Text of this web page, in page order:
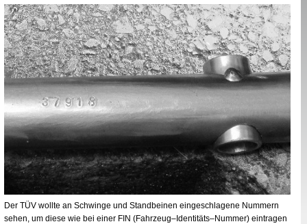
Der TÜV wollte an Schwinge und Standbeinen eingeschlagene Nummern
sehen, um diese wie bei einer FIN (Fahrzeug–Identitäts–Nummer) eintragen